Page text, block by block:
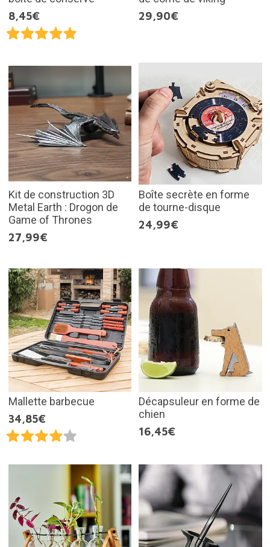
8,45€
29,90€
Kit de construction 3D
Metal Earth : Drogon de
Game of Thrones
27,99€
Boîte secrète en forme
de tourne-disque
24,99€
Mallette barbecue
34,85€
Décapsuleur en forme de
chien
16,45€